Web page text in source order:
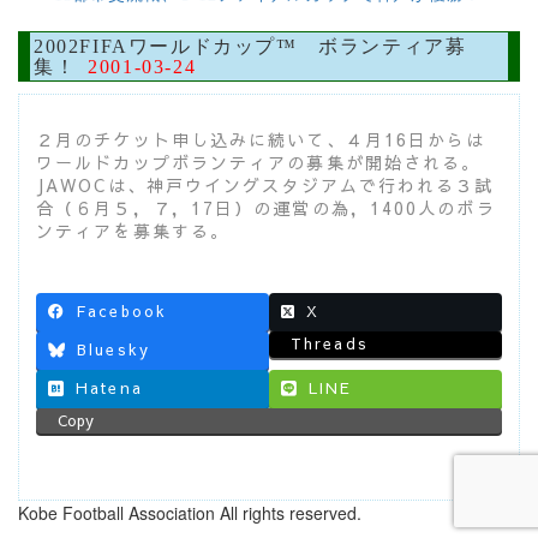
2002FIFAワールドカップ™ ボランティア募
集！
2001-03-24
２月のチケット申し込みに続いて、４月16日からは
ワールドカップボランティアの募集が開始される。
JAWOCは、神戸ウイングスタジアムで行われる３試
合（６月５，７，17日）の運営の為，1400人のボラ
ンティアを募集する。
Facebook
X
Bluesky
Threads
Hatena
LINE
Copy
Kobe Football Association All rights reserved.